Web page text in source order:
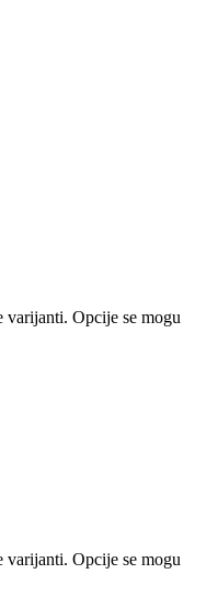
Opcije se mogu
Opcije se mogu